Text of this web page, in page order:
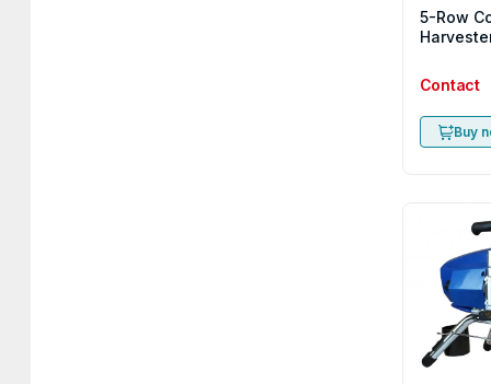
5-Row
Contact
Buy